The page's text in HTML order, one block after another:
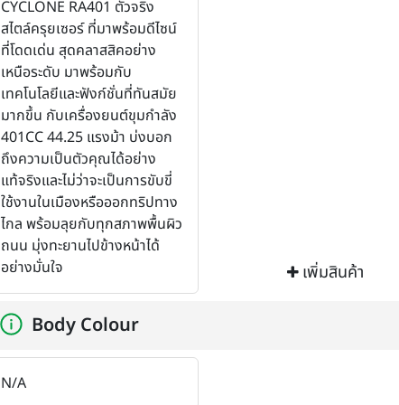
เพิ่มสินค้า
CYCLONE RA401 ตัวจริง
สไตล์ครุยเซอร์ ที่มาพร้อมดีไซน์
ที่โดดเด่น สุดคลาสสิคอย่าง
เหนือระดับ มาพร้อมกับ
เทคโนโลยีและฟังก์ชั่นที่ทันสมัย
มากขึ้น กับเครื่องยนต์ขุมกำลัง
401CC 44.25 แรงม้า บ่งบอก
ถึงความเป็นตัวคุณได้อย่าง
แท้จริงและไม่ว่าจะเป็นการขับขี่
ใช้งานในเมืองหรือออกทริปทาง
ไกล พร้อมลุยกับทุกสภาพพื้นผิว
ถนน มุ่งทะยานไปข้างหน้าได้
อย่างมั่นใจ
Body Colour
N/A